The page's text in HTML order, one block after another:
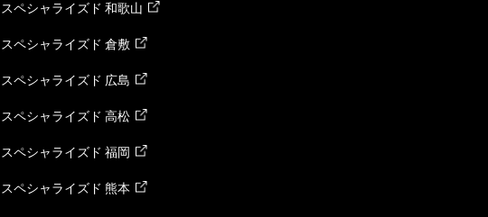
スペシャライズド 和歌山
スペシャライズド 倉敷
スペシャライズド 広島
スペシャライズド 高松
スペシャライズド 福岡
スペシャライズド 熊本